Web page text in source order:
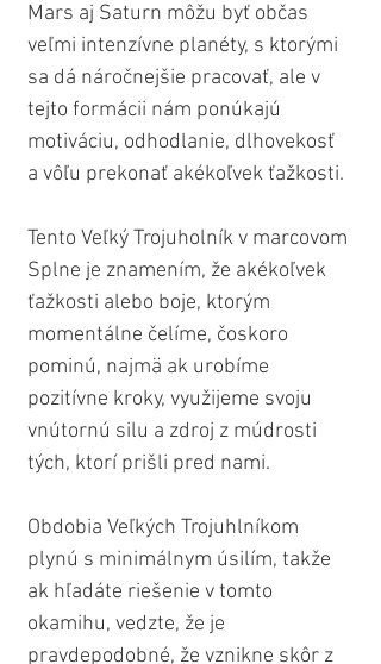
Mars aj Saturn môžu byť občas
veľmi intenzívne planéty, s ktorými
sa dá náročnejšie pracovať, ale v
tejto formácii nám ponúkajú
motiváciu, odhodlanie, dlhovekosť
a vôľu prekonať akékoľvek ťažkosti.
Tento Veľký Trojuholník v marcovom
Splne je znamením, že akékoľvek
ťažkosti alebo boje, ktorým
momentálne čelíme, čoskoro
pominú, najmä ak urobíme
pozitívne kroky, využijeme svoju
vnútornú silu a zdroj z múdrosti
tých, ktorí prišli pred nami.
Obdobia Veľkých Trojuhlníkom
plynú s minimálnym úsilím, takže
ak hľadáte riešenie v tomto
okamihu, vedzte, že je
pravdepodobné, že vznikne skôr z